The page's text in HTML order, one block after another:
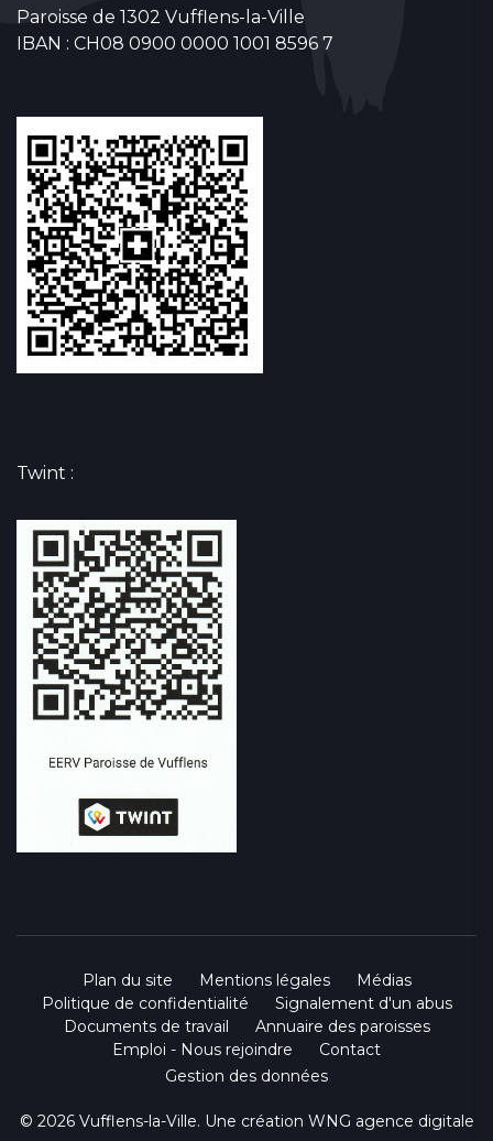
Paroisse de 1302 Vufflens-la-Ville
IBAN : CH08 0900 0000 1001 8596 7
Twint :
Plan du site Mentions légales
Médias
Politique de confidentialité
Signalement d'un abus
Documents de travail
Annuaire des paroisses
Emploi - Nous rejoindre
Contact
Gestion des données
© 2026 Vufflens-la-Ville. Une création WNG agence digitale